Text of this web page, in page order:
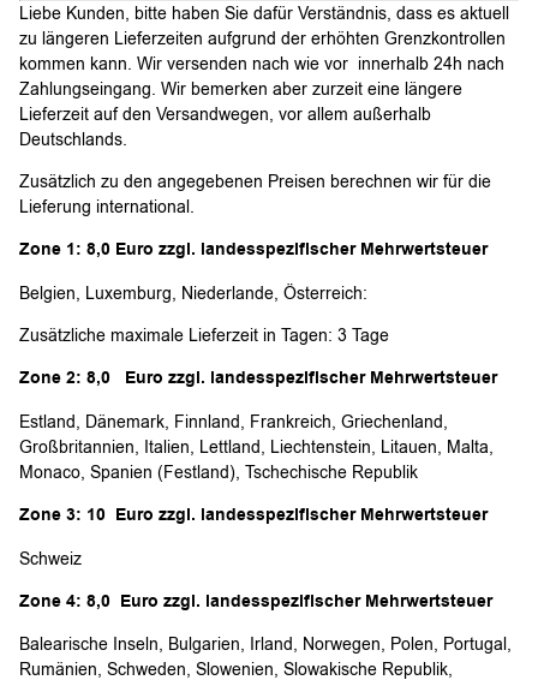
Liebe Kunden, bitte haben Sie dafür Verständnis, dass es aktuell
zu längeren Lieferzeiten aufgrund der erhöhten Grenzkontrollen
kommen kann. Wir versenden nach wie vor innerhalb 24h nach
Zahlungseingang. Wir bemerken aber zurzeit eine längere
Lieferzeit auf den Versandwegen, vor allem außerhalb
Deutschlands.
Zusätzlich zu den angegebenen Preisen berechnen wir für die
Lieferung international.
Zone 1: 8,0 Euro zzgl. landesspezifischer Mehrwertsteuer
Belgien, Luxemburg, Niederlande, Österreich:
Zusätzliche maximale Lieferzeit in Tagen: 3 Tage
Zone 2: 8,0 Euro zzgl. landesspezifischer Mehrwertsteuer
Estland, Dänemark, Finnland, Frankreich, Griechenland,
Großbritannien, Italien, Lettland, Liechtenstein, Litauen, Malta,
Monaco, Spanien (Festland), Tschechische Republik
Zone 3: 10 Euro zzgl. landesspezifischer Mehrwertsteuer
Schweiz
Zone 4: 8,0 Euro zzgl. landesspezifischer Mehrwertsteuer
Balearische Inseln, Bulgarien, Irland, Norwegen, Polen, Portugal,
Rumänien, Schweden, Slowenien, Slowakische Republik,